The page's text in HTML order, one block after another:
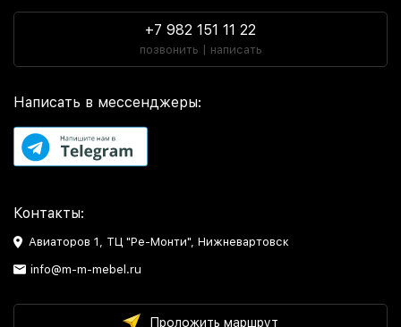
+7 982 151 11 22
позвонить | написать
Написать в мессенджеры:
Контакты:
Авиаторов 1, ТЦ "Ре-Монти", Нижневартовск
info@m-m-mebel.ru
Проложить маршрут